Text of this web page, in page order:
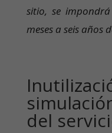
sitio, se
meses a seis años
del